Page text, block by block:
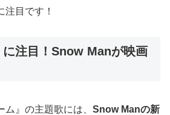
注目です！
に注目！Snow Manが映画
』の主題歌には、 Snow Manの新